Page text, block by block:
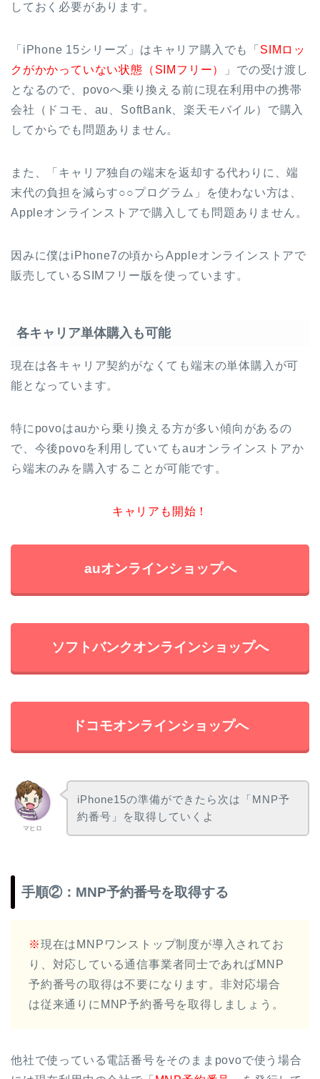
しておく必要があります。
「iPhone 15シリーズ」はキャリア購入でも「 SIMロッ
クがかかっていない状態（SIMフリー）
」での受け渡し
となるので、povoへ乗り換える前に現在利用中の携帯
会社（ドコモ、au、SoftBank、楽天モバイル）で購入
してからでも問題ありません。
また、「キャリア独自の端末を返却する代わりに、端
末代の負担を減らす○○プログラム」を使わない方は、
Appleオンラインストアで購入しても問題ありません。
因みに僕はiPhone7の頃からAppleオンラインストアで
販売しているSIMフリー版を使っています。
各キャリア単体購入も可能
現在は各キャリア契約がなくても端末の単体購入が可
能となっています。
特にpovoはauから乗り換える方が多い傾向があるの
で、今後povoを利用していてもauオンラインストアか
ら端末のみを購入することが可能です。
キャリアも開始！
auオンラインショップへ
ソフトバンクオンラインショップへ
ドコモオンラインショップへ
マヒロ
iPhone15の準備ができたら次は「MNP予
約番号」を取得していくよ
手順②：MNP予約番号を取得する
※現在はMNPワンストップ制度が導入されてお
り、対応している通信事業者同士であればMNP
予約番号の取得は不要になります。非対応場合
は従来通りにMNP予約番号を取得しましょう。
他社で使っている電話番号をそのままpovoで使う場合